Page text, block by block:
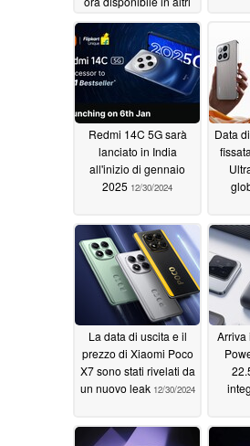
Paesi12/31/2024
Redmi 14C 5G sarà
lanciato in India
all'inizio di gennaio
2025 12/30/2024
Data
La data di uscita e il
prezzo di Xiaomi Poco
X7 sono stati rivelati da
un nuovo leak 12/30/2024
Arriva